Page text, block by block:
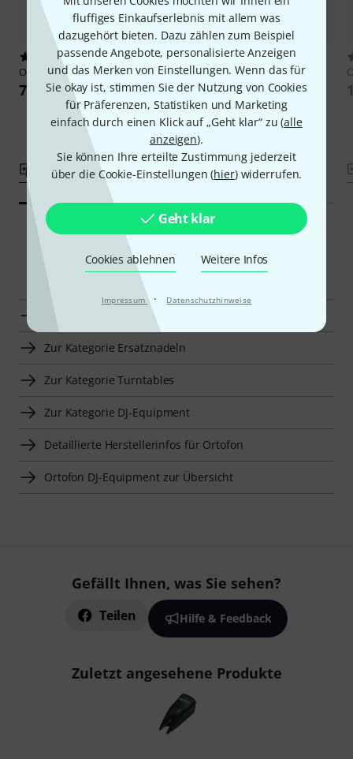
fluffiges Einkaufserlebnis mit allem was
dazugehört bieten. Dazu zählen zum Beispiel
passende Angebote, personalisierte Anzeigen
und das Merken von Einstellungen. Wenn das für
Sie okay ist, stimmen Sie der Nutzung von Cookies
für Präferenzen, Statistiken und Marketing
einfach durch einen Klick auf „Geht klar“ zu (alle
anzeigen).
Sie können Ihre erteilte Zustimmung jederzeit
über die Cookie-Einstellungen (hier) widerrufen.
Geht klar
Cookies ablehnen Weitere Infos
Impressum · Datenschutzhinweise
2
OrtofonStylus 2M Black LVB 250
722 CHF
Vergleichen
9
OrtofonStylus 2M Black
407 CHF
Vergleichen
Smart Navigator
Ortofon Ersatznadeln zur Übersicht
Zur Kategorie Ersatznadeln
Zur Kategorie Turntables
Zur Kategorie DJ-Equipment
Detaillierte Herstellerinfos für Ortofon
Ortofon DJ-Equipment zur Übersicht
Gefällt Ihnen, was Sie sehen?
Teilen Hilfe & Feedback
Zuletzt angesehene Produkte